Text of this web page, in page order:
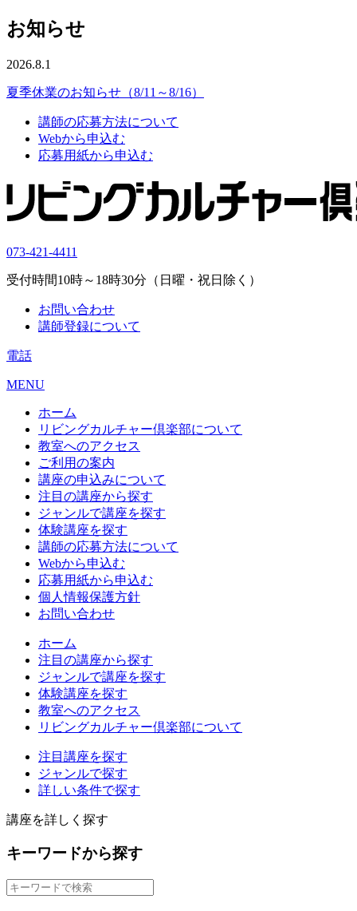
お知らせ
2026.8.1
夏季休業のお知らせ（8/11～8/16）
講師の応募方法について
Webから申込む
応募用紙から申込む
073-421-4411
受付時間10時～18時30分（日曜・祝日除く）
お問い合わせ
講師登録について
電話
MENU
ホーム
リビングカルチャー倶楽部について
教室へのアクセス
ご利用の案内
講座の申込みについて
注目の講座から探す
ジャンルで講座を探す
体験講座を探す
講師の応募方法について
Webから申込む
応募用紙から申込む
個人情報保護方針
お問い合わせ
ホーム
注目の講座から探す
ジャンルで講座を探す
体験講座を探す
教室へのアクセス
リビングカルチャー倶楽部について
注目講座を探す
ジャンルで探す
詳しい条件で探す
講座を詳しく探す
キーワードから探す